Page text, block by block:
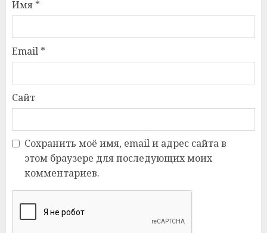
Имя *
Email *
Сайт
Сохранить моё имя, email и адрес сайта в
этом браузере для последующих моих
комментариев.